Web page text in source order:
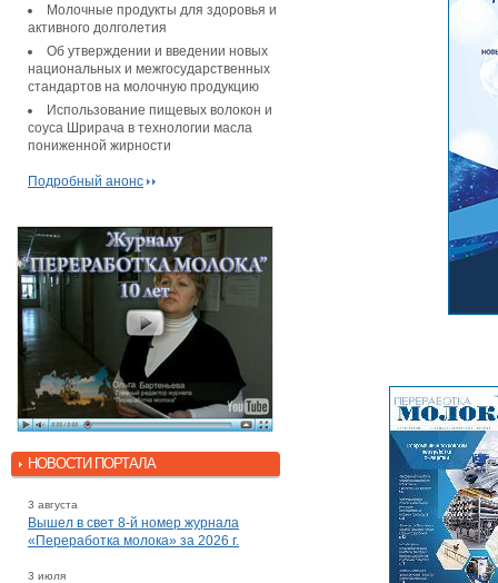
Молочные продукты для здоровья и
активного долголетия
Об утверждении и введении новых
национальных и межгосударственных
стандартов на молочную продукцию
Использование пищевых волокон и
соуса Шрирача в технологии масла
пониженной жирности
Подробный анонс
НОВОСТИ ПОРТАЛА
3 августа
Вышел в свет 8-й номер журнала
«Переработка молока» за 2026 г.
3 июля